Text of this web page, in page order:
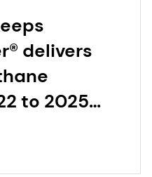
delivers
to 2025